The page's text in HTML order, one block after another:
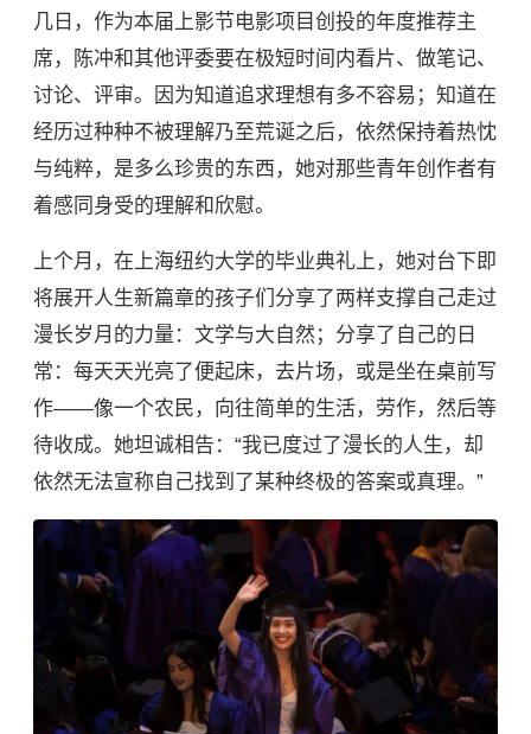
几日，作为本届上影节电影项目创投的年度推荐主
席，陈冲和其他评委要在极短时间内看片、做笔记、
讨论、评审。因为知道追求理想有多不容易；知道在
经历过种种不被理解乃至荒诞之后，依然保持着热忱
与纯粹，是多么珍贵的东西，她对那些青年创作者有
着感同身受的理解和欣慰。
上个月，在上海纽约大学的毕业典礼上，她对台下即
将展开人生新篇章的孩子们分享了两样支撑自己走过
漫长岁月的力量：文学与大自然；分享了自己的日
常：每天天光亮了便起床，去片场，或是坐在桌前写
作——像一个农民，向往简单的生活，劳作，然后等
待收成。她坦诚相告：“我已度过了漫长的人生，却
依然无法宣称自己找到了某种终极的答案或真理。”